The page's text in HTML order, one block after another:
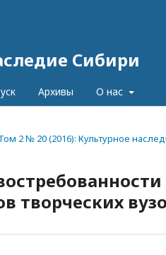
Сибири
Архивы О нас
2 № 20 (2016): Культурное
творческих